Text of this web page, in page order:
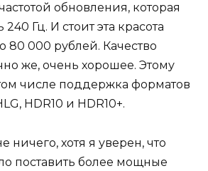
обновления, которая
Гц. И стоит эта красота
80 000 рублей. Качество
же, очень хорошее. Этому
числе поддержка форматов
HDR10 и HDR10+.
ничего, хотя я уверен, что
поставить более мощные